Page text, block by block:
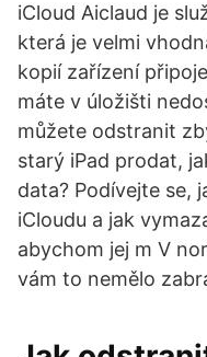
iCloud Aiclaud je
která je velmi
kopií zařízení
máte v úložišti
můžete odstranit
starý iPad prodat,
data? Podívejte se,
iCloudu a jak
abychom jej m V
vám to nemělo